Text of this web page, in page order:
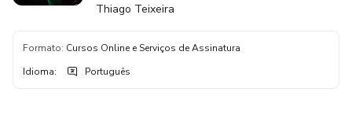
Thiago Teixeira
Formato: Cursos Online e Serviços de Assinatura
Idioma: Português